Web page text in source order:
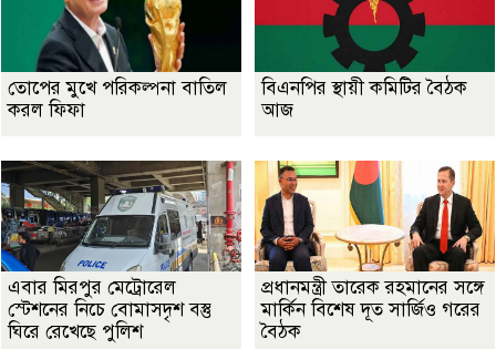
তোপের মুখে পরিকল্পনা বাতিল
করল ফিফা
বিএনপির স্থায়ী কমিটির বৈঠক
আজ
এবার মিরপুর মেট্রোরেল
স্টেশনের নিচে বোমাসদৃশ বস্তু
ঘিরে রেখেছে পুলিশ
প্রধানমন্ত্রী তারেক রহমানের সঙ্গে
মার্কিন বিশেষ দূত সার্জিও গরের
বৈঠক